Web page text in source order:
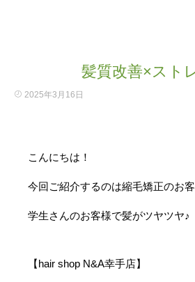
髪質改善×スト
2025年3月16日
こんにちは！
今回ご紹介するのは縮毛矯正のお
学生さんのお客様で髪がツヤツヤ♪
【hair shop N&A幸手店】